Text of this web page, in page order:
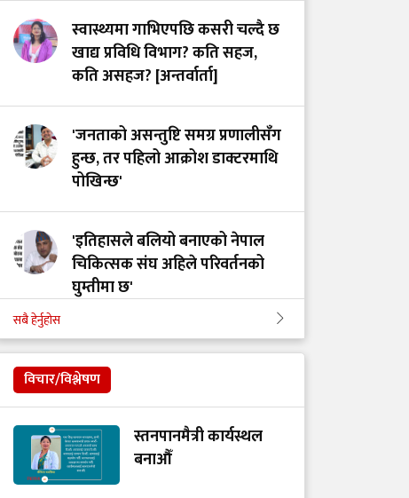
स्वास्थ्यमा गाभिएपछि कसरी चल्दै छ
खाद्य प्रविधि विभाग? कति सहज,
कति असहज? [अन्तर्वार्ता]
'जनताको असन्तुष्टि समग्र प्रणालीसँग
हुन्छ, तर पहिलो आक्रोश डाक्टरमाथि
पोखिन्छ'
'इतिहासले बलियो बनाएको नेपाल
चिकित्सक संघ अहिले परिवर्तनको
घुम्तीमा छ'
‘टिम मंगल' चुनावी समूह मात्र थिएन,
मेडिकल मुभमेन्ट हो : डा. मंगल रावल
'हरेक टाउको दुखाइ ब्रेन ट्युमर होइन,
यी लक्षणहरू देखिए हुनसक्छ जोखिम'
सबै हेर्नुहोस
विचार/विश्लेषण
स्तनपानमैत्री कार्यस्थल
बनाऔँ